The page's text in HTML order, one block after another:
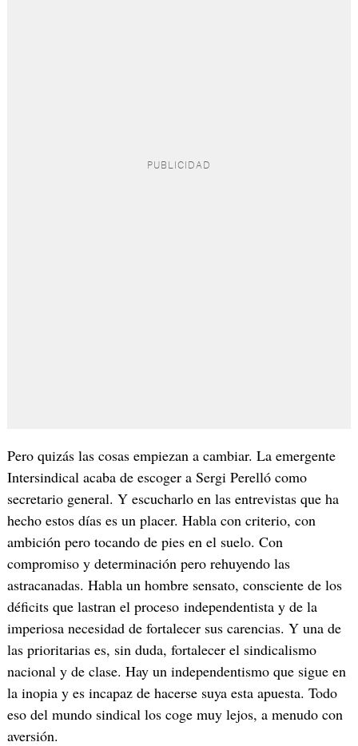
Pero quizás las cosas empiezan a cambiar. La emergente
Intersindical acaba de escoger a Sergi Perelló como
secretario general. Y escucharlo en las entrevistas que ha
hecho estos días es un placer. Habla con criterio, con
ambición pero tocando de pies en el suelo. Con
compromiso y determinación pero rehuyendo las
astracanadas. Habla un hombre sensato, consciente de los
déficits que lastran el proceso independentista y de la
imperiosa necesidad de fortalecer sus carencias. Y una de
las prioritarias es, sin duda, fortalecer el sindicalismo
nacional y de clase. Hay un independentismo que sigue en
la inopia y es incapaz de hacerse suya esta apuesta. Todo
eso del mundo sindical los coge muy lejos, a menudo con
aversión.